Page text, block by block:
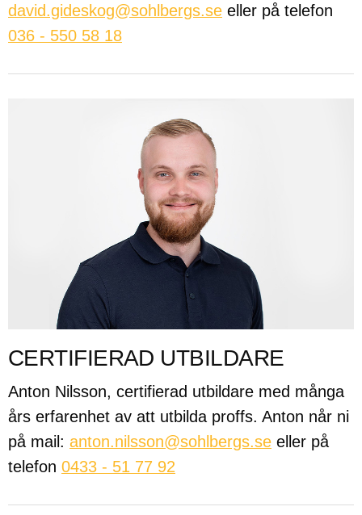
david.gideskog@sohlbergs.se eller på telefon
036 - 550 58 18
CERTIFIERAD UTBILDARE
Anton Nilsson, certifierad utbildare med många
års erfarenhet av att utbilda proffs. Anton når ni
på mail: anton.nilsson@sohlbergs.se eller på
telefon 0433 - 51 77 92